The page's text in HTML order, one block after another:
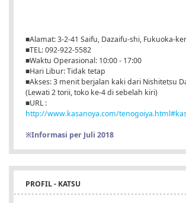
■Alamat: 3-2-41 Saifu, Dazaifu-shi, Fukuoka-
■TEL: 092-922-5582
■Waktu Operasional: 10:00 - 17:00
■Hari Libur: Tidak tetap
■Akses: 3 menit berjalan kaki dari Nishitetsu
(Lewati 2 torii, toko ke-4 di sebelah kiri)
■URL :
http://www.kasanoya.com/
※Informasi per Juli 2018
PROFIL - KATSU